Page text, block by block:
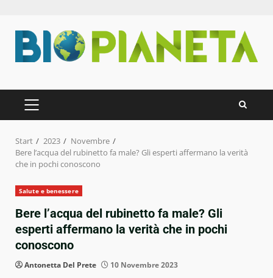
Inhalt
springen
PRIMÄRES
MENÜ
Start 2023
Novembre
Bere l’acqua del rubinetto fa male? Gli esperti affermano la verità
che in pochi conoscono
Salute e benessere
Bere l’acqua del rubinetto fa male? Gli
esperti affermano la verità che in pochi
conoscono
Antonetta Del Prete 10 Novembre 2023